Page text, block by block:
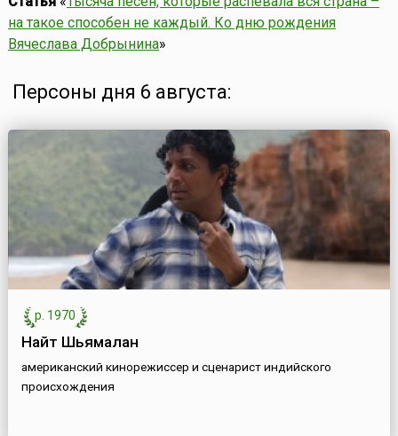
на такое способен не каждый. Ко дню рождения
Вячеслава Добрынина»
Персоны дня 6 августа:
р. 1970
Найт Шьямалан
американский кинорежиссер и сценарист индийского
происхождения